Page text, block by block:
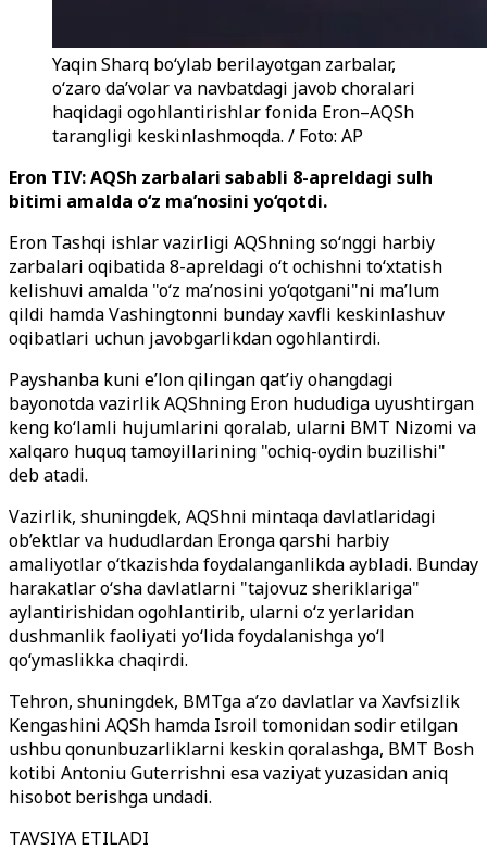
Yaqin Sharq bo‘ylab berilayotgan zarbalar,
o‘zaro da’volar va navbatdagi javob choralari
haqidagi ogohlantirishlar fonida Eron–AQSh
tarangligi keskinlashmoqda. / Foto: AP
Eron TIV: AQSh zarbalari sababli 8-apreldagi sulh
bitimi amalda o‘z ma’nosini yo‘qotdi.
Eron Tashqi ishlar vazirligi AQShning so‘nggi harbiy
zarbalari oqibatida 8-apreldagi o‘t ochishni to‘xtatish
kelishuvi amalda "o‘z ma’nosini yo‘qotgani"ni ma’lum
qildi hamda Vashingtonni bunday xavfli keskinlashuv
oqibatlari uchun javobgarlikdan ogohlantirdi.
Payshanba kuni e’lon qilingan qat’iy ohangdagi
bayonotda vazirlik AQShning Eron hududiga uyushtirgan
keng ko‘lamli hujumlarini qoralab, ularni BMT Nizomi va
xalqaro huquq tamoyillarining "ochiq-oydin buzilishi"
deb atadi.
Vazirlik, shuningdek, AQShni mintaqa davlatlaridagi
ob’ektlar va hududlardan Eronga qarshi harbiy
amaliyotlar o‘tkazishda foydalanganlikda aybladi. Bunday
harakatlar o‘sha davlatlarni "tajovuz sheriklariga"
aylantirishidan ogohlantirib, ularni o‘z yerlaridan
dushmanlik faoliyati yo‘lida foydalanishga yo‘l
qo‘ymaslikka chaqirdi.
Tehron, shuningdek, BMTga a’zo davlatlar va Xavfsizlik
Kengashini AQSh hamda Isroil tomonidan sodir etilgan
ushbu qonunbuzarliklarni keskin qoralashga, BMT Bosh
kotibi Antoniu Guterrishni esa vaziyat yuzasidan aniq
hisobot berishga undadi.
TAVSIYA ETILADI